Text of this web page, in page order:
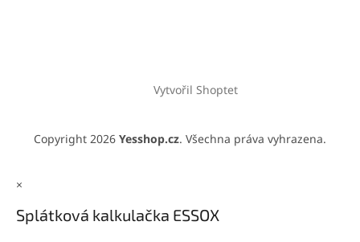
Vytvořil Shoptet
Copyright 2026 Yesshop.cz. Všechna práva vyhrazena.
×
Splátková kalkulačka ESSOX